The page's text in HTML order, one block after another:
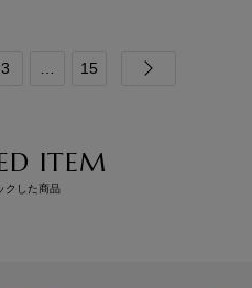
3 15
ITEM
クした商品